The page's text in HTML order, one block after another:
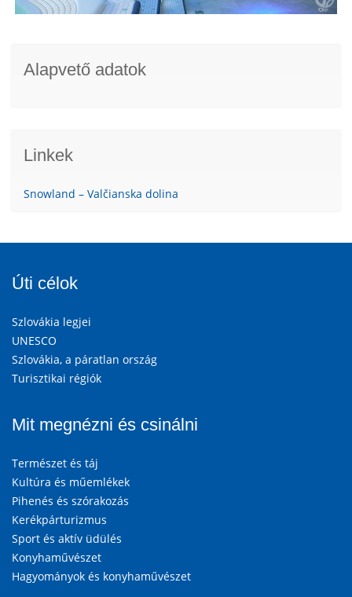
Alapvető adatok
Linkek
Snowland – Valčianska dolina
Úti célok
Szlovákia legjei
UNESCO
Szlovákia, a páratlan ország
Turisztikai régiók
Mit megnézni és csinálni
Természet és táj
Kultúra és műemlékek
Pihenés és szórakozás
Kerékpárturizmus
Sport és aktív üdülés
Konyhaművészet
Hagyományok és konyhaművészet